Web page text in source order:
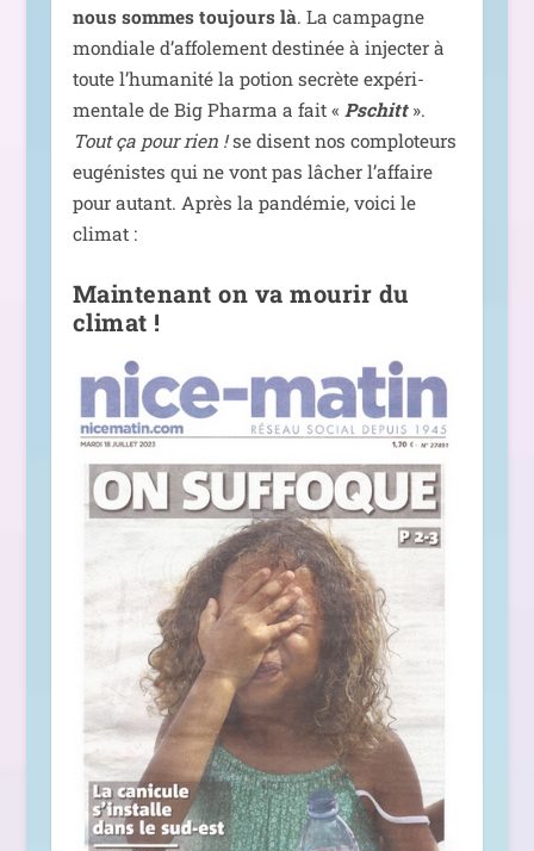
nous sommes tou­jours là. La cam­pagne
mon­diale d’af­fo­le­ment des­ti­née à injec­ter à
toute l’hu­ma­ni­té la potion secrète expé­ri­
men­tale de Big Pharma a fait « Pschitt».
Tout ça pour rien !se disent nos com­plo­teurs
eugé­nistes qui ne vont pas lâcher l’af­faire
pour autant. Après la pan­dé­mie, voi­ci le
climat :
Maintenant on va mourir du
climat !